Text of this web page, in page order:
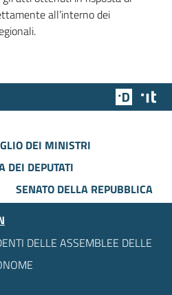
all’interno dei
Team
DEI MINISTRI
DEI DEPUTATI
SENATO DELLA REPUBBLICA
DELLE ASSEMBLEE DELLE